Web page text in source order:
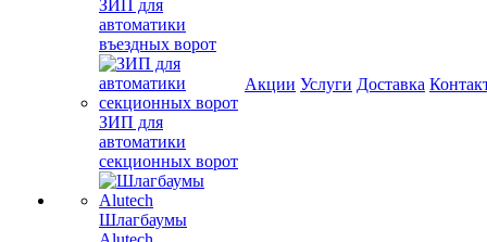
ЗИП для
автоматики
въездных ворот
ЗИП для
автоматики
секционных ворот
Шлагбаумы
Акции Услуги Доставка